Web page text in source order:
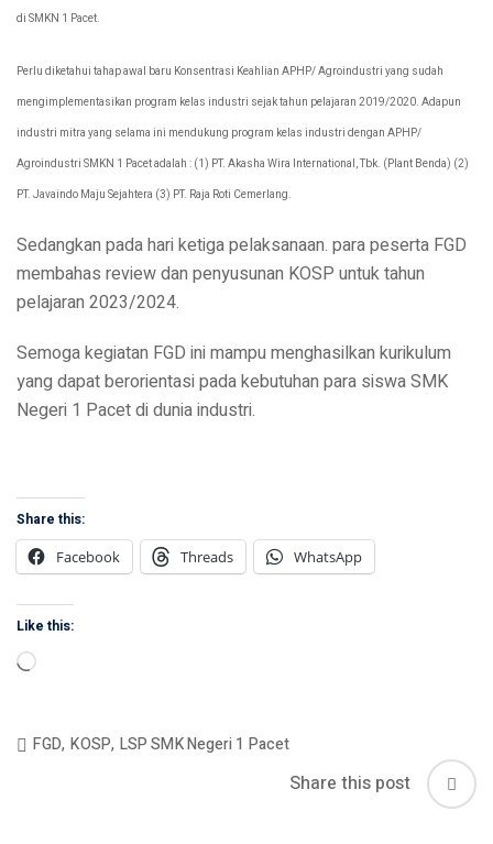
di SMKN 1 Pacet.
Perlu diketahui tahap awal baru Konsentrasi Keahlian APHP/ Agroindustri yang sudah
mengimplementasikan program kelas industri sejak tahun pelajaran 2019/2020. Adapun
industri mitra yang selama ini mendukung program kelas industri dengan APHP/
Agroindustri SMKN 1 Pacet adalah : (1) PT. Akasha Wira International, Tbk. (Plant Benda) (2)
PT. Javaindo Maju Sejahtera (3) PT. Raja Roti Cemerlang.
Sedangkan pada hari ketiga pelaksanaan. para peserta FGD
membahas review dan penyusunan KOSP untuk tahun
pelajaran 2023/2024.
Semoga kegiatan FGD ini mampu menghasilkan kurikulum
yang dapat berorientasi pada kebutuhan para siswa SMK
Negeri 1 Pacet di dunia industri.
Share this:
Facebook
Threads WhatsApp
Like this:
Loading…
FGD, KOSP, LSP SMK Negeri 1 Pacet
Share this post